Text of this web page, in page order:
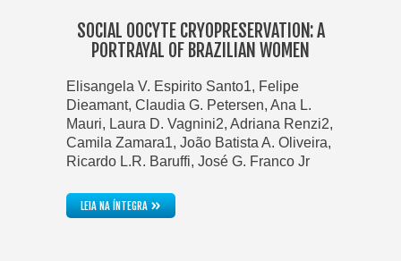
SOCIAL OOCYTE CRYOPRESERVATION: A
PORTRAYAL OF BRAZILIAN WOMEN
Elisangela V. Espirito Santo1, Felipe
Dieamant, Claudia G. Petersen, Ana L.
Mauri, Laura D. Vagnini2, Adriana Renzi2,
Camila Zamara1, João Batista A. Oliveira,
Ricardo L.R. Baruffi, José G. Franco Jr
LEIA NA ÍNTEGRA»